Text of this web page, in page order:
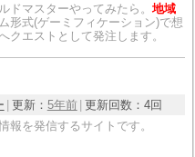
ドマスターやってみたら。地域
形式(ゲーミフィケーション)で想
クエストとして発注します。
更新： 5年前 更新回数： 4回
報を発信するサイトです。